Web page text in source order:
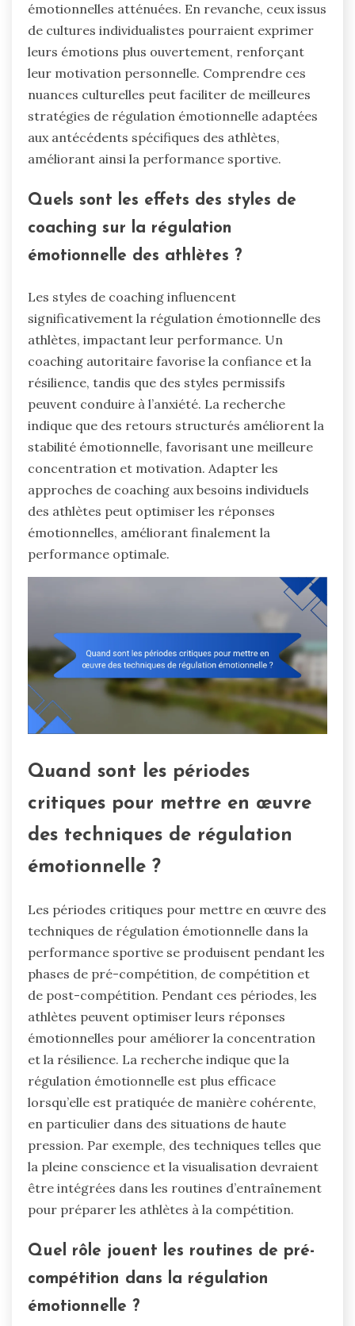
émotionnelles atténuées. En revanche, ceux issus
de cultures individualistes pourraient exprimer
leurs émotions plus ouvertement, renforçant
leur motivation personnelle. Comprendre ces
nuances culturelles peut faciliter de meilleures
stratégies de régulation émotionnelle adaptées
aux antécédents spécifiques des athlètes,
améliorant ainsi la performance sportive.
Quels sont les effets des styles de
coaching sur la régulation
émotionnelle des athlètes ?
Les styles de coaching influencent
significativement la régulation émotionnelle des
athlètes, impactant leur performance. Un
coaching autoritaire favorise la confiance et la
résilience, tandis que des styles permissifs
peuvent conduire à l’anxiété. La recherche
indique que des retours structurés améliorent la
stabilité émotionnelle, favorisant une meilleure
concentration et motivation. Adapter les
approches de coaching aux besoins individuels
des athlètes peut optimiser les réponses
émotionnelles, améliorant finalement la
performance optimale.
Quand sont les périodes
critiques pour mettre en œuvre
des techniques de régulation
émotionnelle ?
Les périodes critiques pour mettre en œuvre des
techniques de régulation émotionnelle dans la
performance sportive se produisent pendant les
phases de pré-compétition, de compétition et
de post-compétition. Pendant ces périodes, les
athlètes peuvent optimiser leurs réponses
émotionnelles pour améliorer la concentration
et la résilience. La recherche indique que la
régulation émotionnelle est plus efficace
lorsqu’elle est pratiquée de manière cohérente,
en particulier dans des situations de haute
pression. Par exemple, des techniques telles que
la pleine conscience et la visualisation devraient
être intégrées dans les routines d’entraînement
pour préparer les athlètes à la compétition.
Quel rôle jouent les routines de pré-
compétition dans la régulation
émotionnelle ?